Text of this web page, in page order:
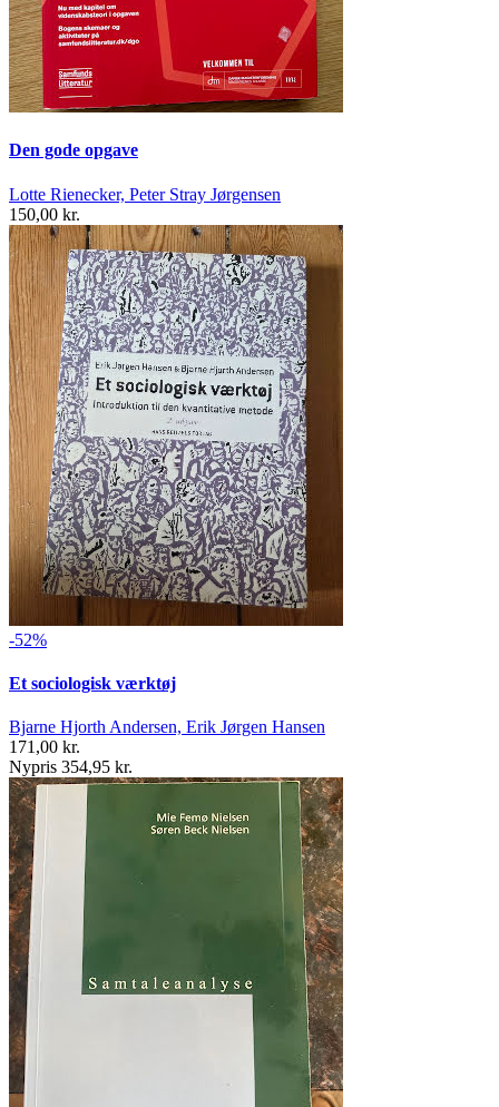
Den gode opgave
Lotte Rienecker, Peter Stray Jørgensen
150,00 kr.
-52%
Et sociologisk værktøj
Bjarne Hjorth Andersen, Erik Jørgen Hansen
171,00 kr.
Nypris 354,95 kr.